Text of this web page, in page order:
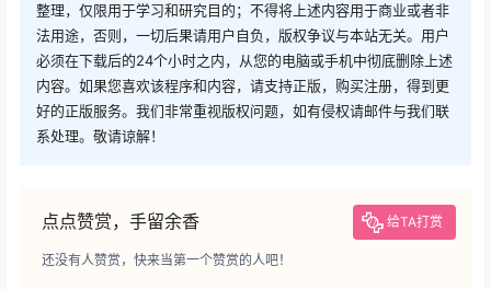
整理，仅限用于学习和研究目的；不得将上述内容用于商业或者非
法用途，否则，一切后果请用户自负，版权争议与本站无关。用户
必须在下载后的24个小时之内，从您的电脑或手机中彻底删除上述
内容。如果您喜欢该程序和内容，请支持正版，购买注册，得到更
好的正版服务。我们非常重视版权问题，如有侵权请邮件与我们联
系处理。敬请谅解！
点点赞赏，手留余香 给TA打赏
还没有人赞赏，快来当第一个赞赏的人吧！